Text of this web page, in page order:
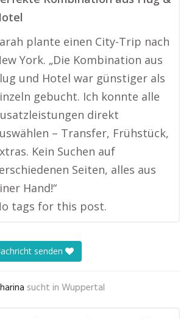
plante einen City-Trip nach
York. „Die Kombination aus
und Hotel war günstiger als
gebucht. Ich konnte alle
direkt
– Transfer, Frühstück,
Kein Suchen auf
Seiten, alles aus
Hand!“
tags for this post.
senden
sucht in Wuppertal